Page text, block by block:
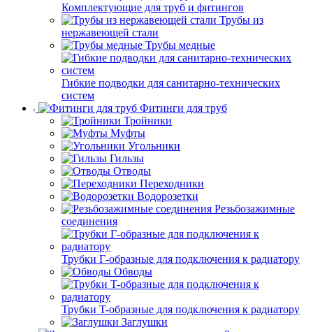
Комплектующие для труб и фитингов
Трубы из
нержавеющей стали
Трубы медные
Гибкие подводки для санитарно-технических
систем
Фитинги для труб
Тройники
Муфты
Угольники
Гильзы
Отводы
Переходники
Водорозетки
Резьбозажимные
соединения
Трубки Г-образные для подключения к радиатору
Обводы
Трубки T-образные для подключения к радиатору
Заглушки